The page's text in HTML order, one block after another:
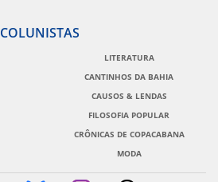
COLUNISTAS
LITERATURA
CANTINHOS DA BAHIA
CAUSOS & LENDAS
FILOSOFIA POPULAR
CRÔNICAS DE COPACABANA
MODA